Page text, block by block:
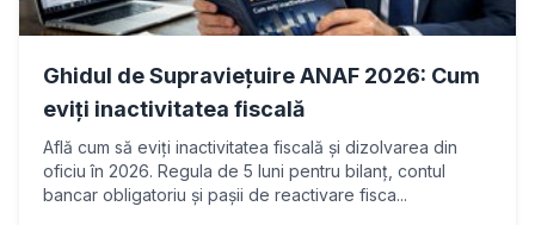
Ghidul de Supraviețuire ANAF 2026: Cum
eviți inactivitatea fiscală
Află cum să eviți inactivitatea fiscală și dizolvarea din
oficiu în 2026. Regula de 5 luni pentru bilanț, contul
bancar obligatoriu și pașii de reactivare fisca...